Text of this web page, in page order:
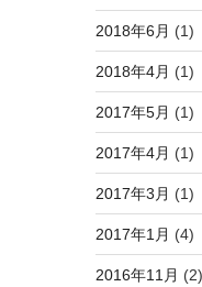
2018年6月 (1)
2018年4月 (1)
2017年5月 (1)
2017年4月 (1)
2017年3月 (1)
2017年1月 (4)
2016年11月 (2)